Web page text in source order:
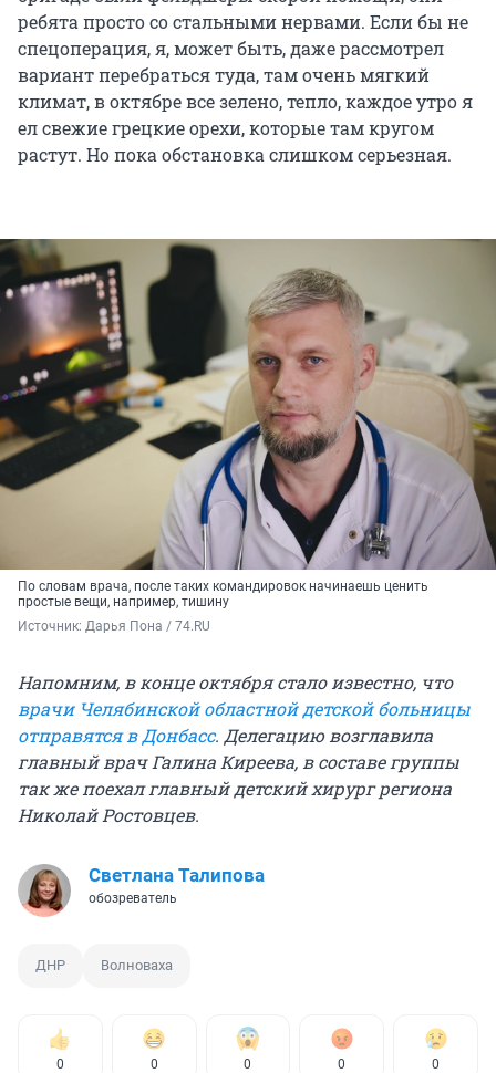
ребята просто со стальными нервами. Если бы не
спецоперация, я, может быть, даже рассмотрел
вариант перебраться туда, там очень мягкий
климат, в октябре все зелено, тепло, каждое утро я
ел свежие грецкие орехи, которые там кругом
растут. Но пока обстановка слишком серьезная.
По словам врача, после таких командировок начинаешь ценить
простые вещи, например, тишину
Источник: Дарья Пона / 74.RU
Напомним, в конце октября стало известно, что
врачи Челябинской областной детской больницы
отправятся в Донбасс. Делегацию возглавила
главный врач Галина Киреева, в составе группы
так же поехал главный детский хирург региона
Николай Ростовцев.
Светлана Талипова
обозреватель
ДНР Волноваха
0 0 0 0 0